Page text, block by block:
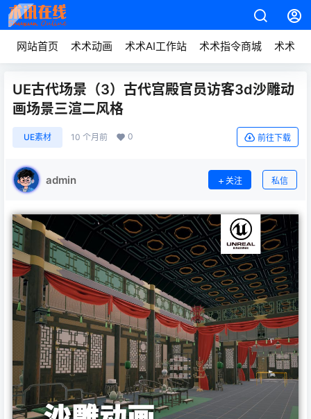
网站首页 术术动画 术术AI工作站 术术指令商城 术术动
UE古代场景（3）古代宫殿官员访客3d沙雕动
画场景三渲二风格
UE素材 10 个月前 0 前往下载
admin 关注 私信